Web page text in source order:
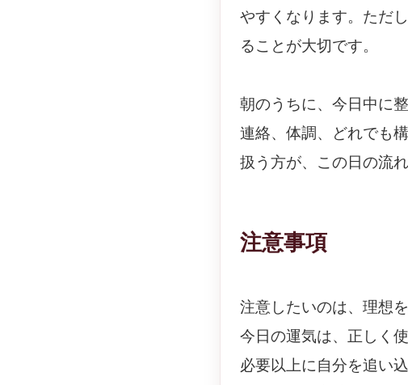
やすくなります。ただ
ることが大切です。
朝のうちに、今日中に
連絡、体調、どれでも
扱う方が、この日の流
注意事項
注意したいのは、理想
今日の運気は、正しく
必要以上に自分を追い